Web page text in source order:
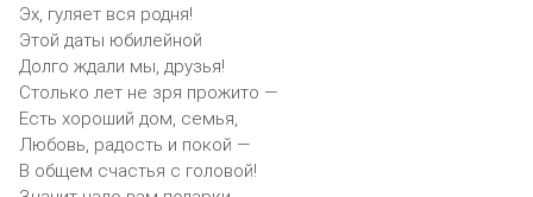
Эх, гуляет вся родня!
Этой даты юбилейной
Долго ждали мы, друзья!
Столько лет не зря прожито —
Есть хороший дом, семья,
Любовь, радость и покой —
В общем счастья с головой!